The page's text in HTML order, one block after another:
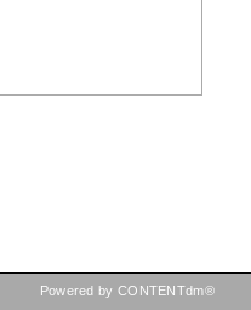
Powered by CONTENTdm®